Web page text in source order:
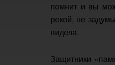
помнит и вы
рекой, не
видела.
Защитники